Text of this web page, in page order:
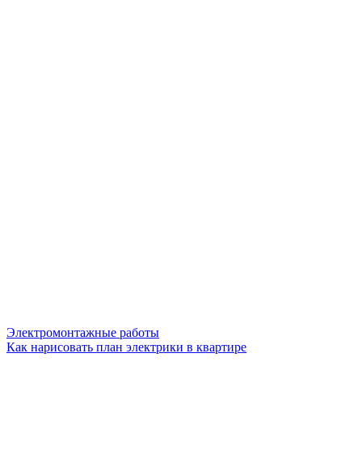
Электромонтажные работы
Как нарисовать план электрики в квартире